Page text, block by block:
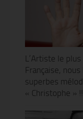
L’Artiste le
Française,
superbes
« Christophe » !!